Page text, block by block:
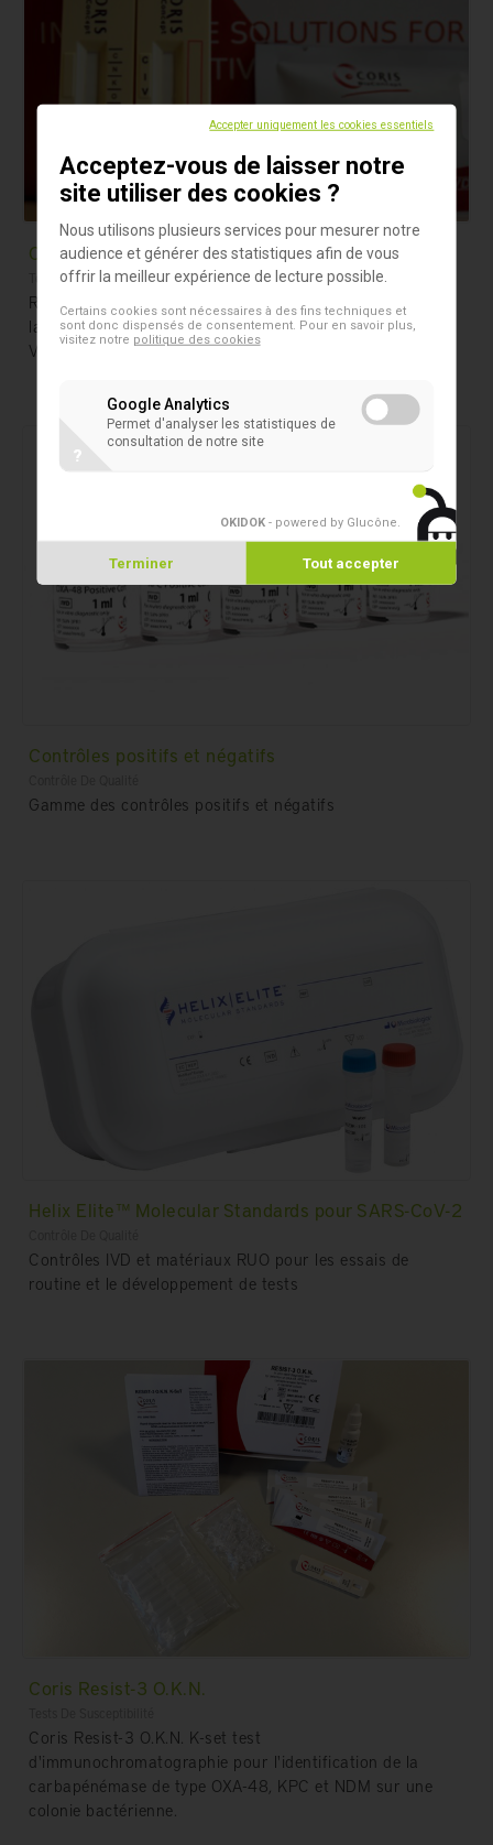
Coris Resist-5 O.K.N.V.I.
Tests De Susceptibilité
RESIST-5 O.K.N.V.I Test rapide de diagnostic in vitro pour
la détection de cinq carbapénèmases OXA-48, KPC, NDM,
VIM et IMP sur une culture bactérienne
Contrôles positifs et négatifs
Gamme des contrôles positifs et négatifs
Helix Elite™ Molecular Standards pour SARS-CoV-2
Contrôles IVD et matériaux RUO pour les essais de
routine et le développement de tests
Coris Resist-3 O.K.N.
Coris Resist-3 O.K.N. K-set test
d'immunochromatographie pour l'identification de la
carbapénémase de type OXA-48, KPC et NDM sur une
colonie bactérienne.
Accepter uniquement les cookies essentiels
Acceptez-vous de laisser notre
site utiliser des cookies ?
Nous utilisons plusieurs services pour mesurer notre
audience et générer des statistiques afin de vous
offrir la meilleur expérience de lecture possible.
Certains cookies sont nécessaires à des fins techniques et
sont donc dispensés de consentement. Pour en savoir plus,
visitez notre politique des cookies
Google Analytics
Permet d'analyser les statistiques de
consultation de notre site
?
OKIDOK - powered by Glucône.
Terminer Tout accepter